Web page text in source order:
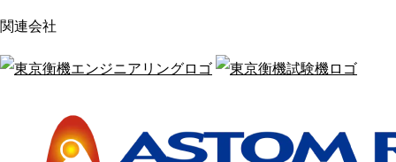
関連会社